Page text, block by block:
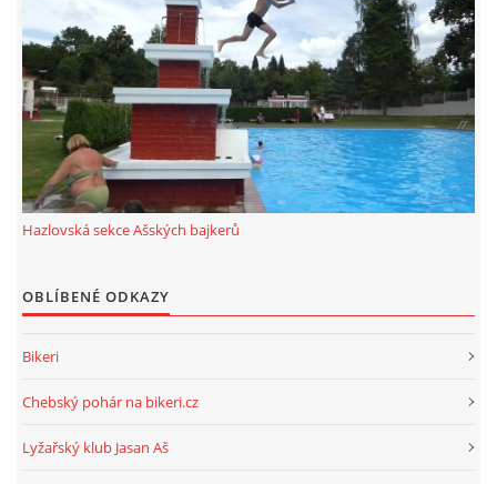
Hazlovská sekce Ašských bajkerů
OBLÍBENÉ ODKAZY
Bikeri
Chebský pohár na bikeri.cz
Lyžařský klub Jasan Aš